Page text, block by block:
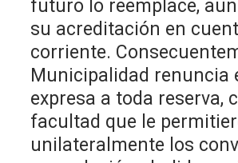
futuro lo reemplace,
su acreditación en
corriente.
Municipalidad renuncia
expresa a toda reserva,
facultad que le
unilateralmente los